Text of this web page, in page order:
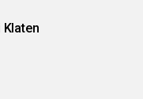
Klaten